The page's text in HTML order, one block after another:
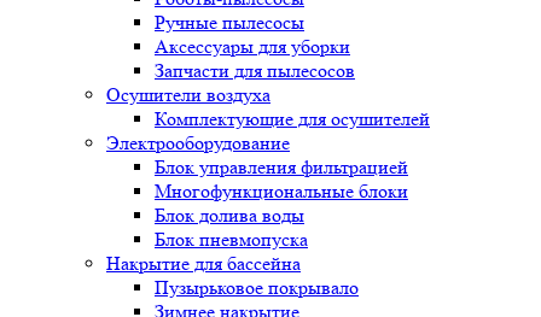
Ручные пылесосы
Аксессуары для уборки
Запчасти для пылесосов
Осушители воздуха
Комплектующие для осушителей
Электрооборудование
Блок управления фильтрацией
Многофункциональные блоки
Блок долива воды
Блок пневмопуска
Накрытие для бассейна
Пузырьковое покрывало
Зимнее накрытие